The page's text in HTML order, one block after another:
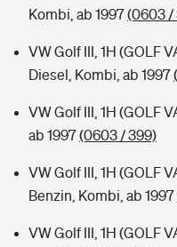
Kombi, ab 1997(0603 /
VW Golf III, 1H (GOLF
Diesel, Kombi, ab 1997
VW Golf III, 1H (GOLF
ab 1997(0603 / 399)
VW Golf III, 1H (GOLF
Benzin, Kombi, ab 1997
VW Golf III, 1H (GOLF